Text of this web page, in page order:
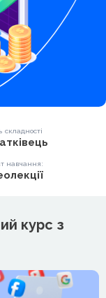
складності
навчання:
курс з